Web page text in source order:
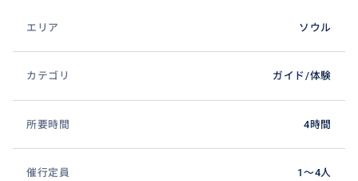
※カフェは要予約
聖水(ソンス)にあるディオールは、パリを思わせる豪華
店内には、専用のカフェ（Dior聖水カフェ）が併設さ
れていて、ショッピングとカフェタイムを楽しむこと
もできます☕️‪‪❤︎‬
エリア ソウル
カテゴリ ガイド/体験
所要時間 4時間
催行定員 1〜4人